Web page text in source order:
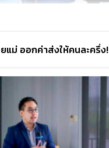
แม่ ออกค่าส่งให้คนละครึ่ง!